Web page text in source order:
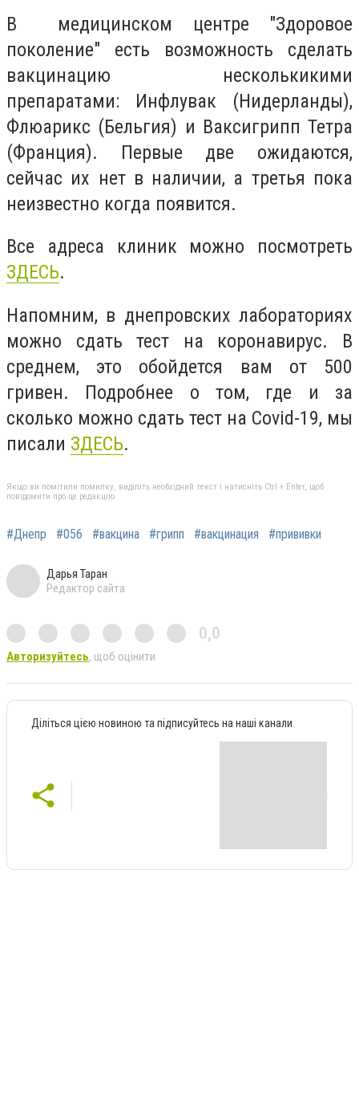
В медицинском центре "Здоровое
поколение" есть возможность сделать
вакцинацию несколькикими
препаратами: Инфлувак (Нидерланды),
Флюарикс (Бельгия) и Ваксигрипп Тетра
(Франция). Первые две ожидаются,
сейчас их нет в наличии, а третья пока
неизвестно когда появится.
Все адреса клиник можно посмотреть
ЗДЕСЬ.
Напомним, в днепровских лабораториях
можно сдать тест на коронавирус. В
среднем, это обойдется вам от 500
гривен. Подробнее о том, где и за
сколько можно сдать тест на Covid-19, мы
писали ЗДЕСЬ.
Якщо ви помітили помилку, виділіть необхідний текст і натисніть Ctrl + Enter, щоб
повідомити про це редакцію
#Днепр #056 #вакцина #грипп #вакцинация #прививки
Дарья Таран
Редактор сайта
0,0
Авторизуйтесь, щоб оцінити
Діліться цією новиною та підписуйтесь на наші канали